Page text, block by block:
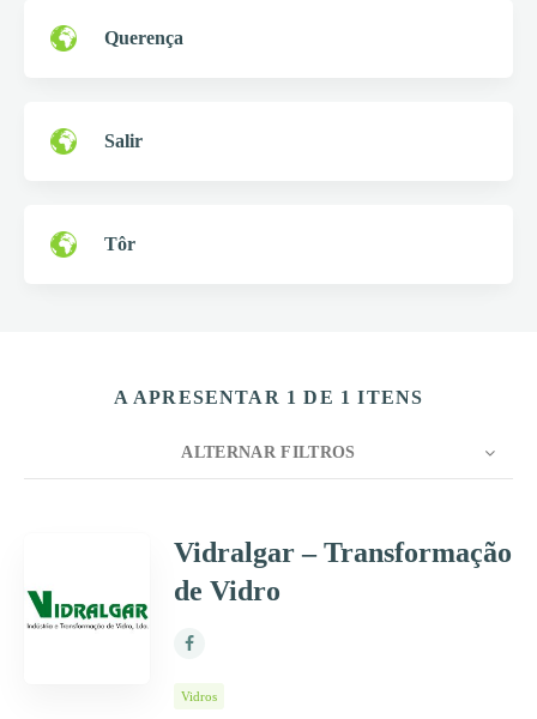
Querença
Salir
Tôr
A APRESENTAR 1 DE 1 ITENS
ALTERNAR FILTROS
ORDEM
Vidralgar – Transformação
de Vidro
Vidros